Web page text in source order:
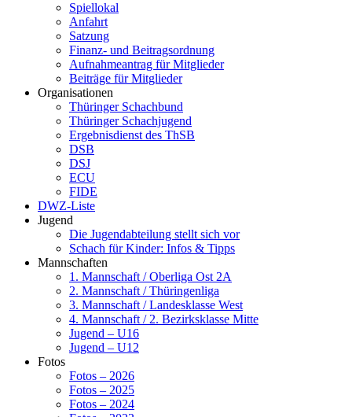
Spiellokal
Anfahrt
Satzung
Finanz- und Beitragsordnung
Aufnahmeantrag für Mitglieder
Beiträge für Mitglieder
Organisationen
Thüringer Schachbund
Thüringer Schachjugend
Ergebnisdienst des ThSB
DSB
DSJ
ECU
FIDE
DWZ-Liste
Jugend
Die Jugendabteilung stellt sich vor
Schach für Kinder: Infos & Tipps
Mannschaften
1. Mannschaft / Oberliga Ost 2A
2. Mannschaft / Thüringenliga
3. Mannschaft / Landesklasse West
4. Mannschaft / 2. Bezirksklasse Mitte
Jugend – U16
Jugend – U12
Fotos
Fotos – 2026
Fotos – 2025
Fotos – 2024